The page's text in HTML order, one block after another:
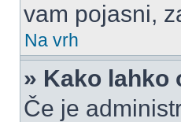
vam pojasni,
Na vrh
» Kako lahko
Če je